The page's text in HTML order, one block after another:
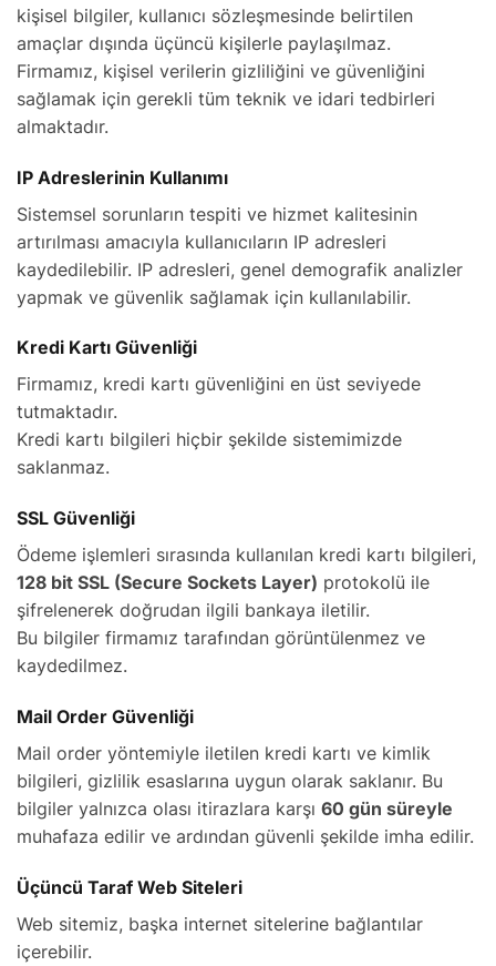
kişisel bilgiler, kullanıcı sözleşmesinde belirtilen
amaçlar dışında üçüncü kişilerle paylaşılmaz.
Firmamız, kişisel verilerin gizliliğini ve güvenliğini
sağlamak için gerekli tüm teknik ve idari tedbirleri
almaktadır.
IP Adreslerinin Kullanımı
Sistemsel sorunların tespiti ve hizmet kalitesinin
artırılması amacıyla kullanıcıların IP adresleri
kaydedilebilir. IP adresleri, genel demografik analizler
yapmak ve güvenlik sağlamak için kullanılabilir.
Kredi Kartı Güvenliği
Firmamız, kredi kartı güvenliğini en üst seviyede
tutmaktadır.
Kredi kartı bilgileri hiçbir şekilde sistemimizde
saklanmaz.
SSL Güvenliği
Ödeme işlemleri sırasında kullanılan kredi kartı bilgileri,
128 bit SSL (Secure Sockets Layer) protokolü ile
şifrelenerek doğrudan ilgili bankaya iletilir.
Bu bilgiler firmamız tarafından görüntülenmez ve
kaydedilmez.
Mail Order Güvenliği
Mail order yöntemiyle iletilen kredi kartı ve kimlik
bilgileri, gizlilik esaslarına uygun olarak saklanır. Bu
bilgiler yalnızca olası itirazlara karşı 60 gün süreyle
muhafaza edilir ve ardından güvenli şekilde imha edilir.
Üçüncü Taraf Web Siteleri
Web sitemiz, başka internet sitelerine bağlantılar
içerebilir.